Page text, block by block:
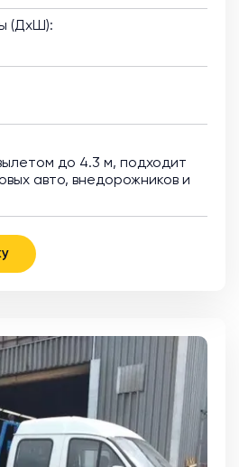
(ДхШ):
до 4.3 м, подходит
авто, внедорожников и